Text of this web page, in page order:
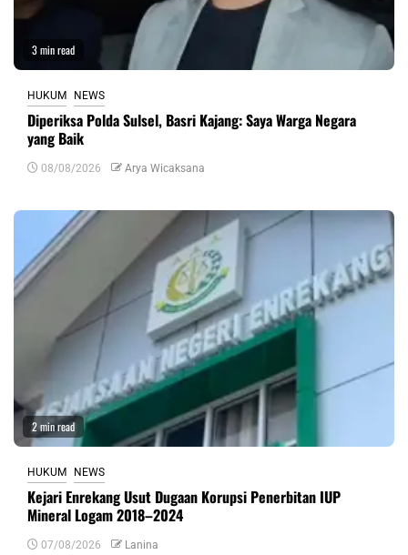
3 min read
HUKUM NEWS
Diperiksa Polda Sulsel, Basri Kajang: Saya Warga Negara
yang Baik
08/08/2026 Arya Wicaksana
2 min read
HUKUM NEWS
Kejari Enrekang Usut Dugaan Korupsi Penerbitan IUP
Mineral Logam 2018–2024
07/08/2026 Lanina